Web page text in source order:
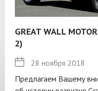
GREAT WALL
2)
28 ноября 2018
Предлагаем Вашему